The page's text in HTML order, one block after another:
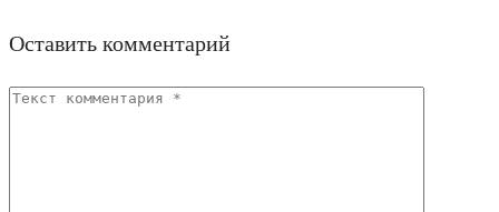
Оставить комментарий